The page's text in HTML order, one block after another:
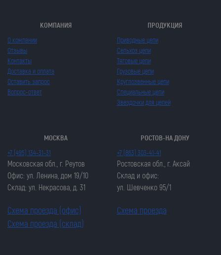
КОМПАНИЯ
О компании
Отзывы
Контакты
Доставка и оплата
Оставить запрос
Вопрос-ответ
ПРОДУКЦИЯ
Приводные цепи
Сельхоз цепи
Тяговые цепи
Грузовые цепи
Круглозвенные цепи
Специальные цепи
Звездочки для цепей
МОСКВА
+7 (495) 134-31-31
Московская обл., г. Реутов
Офис: ул. Ленина, дом 19/10
Склад: ул. Некрасова, д. 31
Схема проезда (офис)
Схема проезда (склад)
РОСТОВ-НА ДОНУ
+7 (863) 303-41-41
Ростовская обл., г. Аксай
Склад и офис:
ул. Шевченко 95/1
Схема проезда